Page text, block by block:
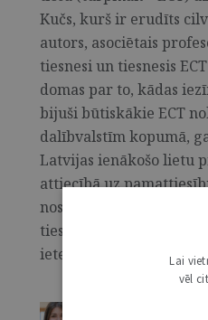
Kučs, kurš ir erudīts
autors, asociētais
tiesnesi un tiesnesis
domas par to, kādas
bijuši būtiskākie ECT
dalībvalstīm kopumā,
Latvijas ienākošo lietu
attiecībā uz
nosaka, kuras lietas ir
tiesnesis un kāda būs
ietekme. ...
Lai
vēl